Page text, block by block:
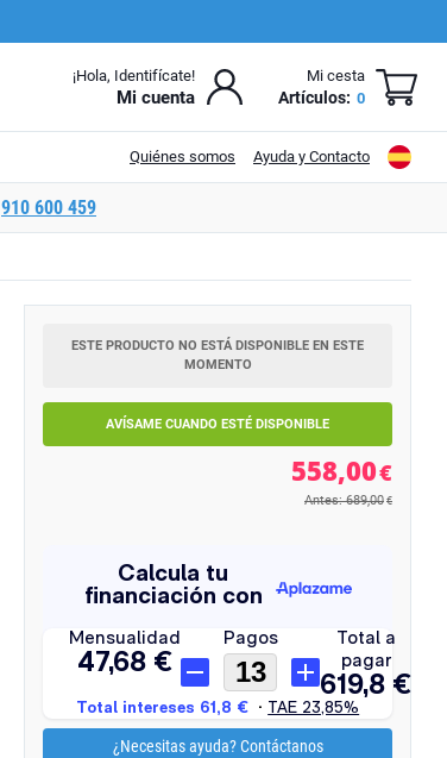
¡Hola, Identifícate!
Mi cuenta
Mi cesta
Artículos: 0
Quiénes somos Ayuda y Contacto
910 600 459
ESTE PRODUCTO NO ESTÁ DISPONIBLE EN ESTE
MOMENTO
AVÍSAME CUANDO ESTÉ DISPONIBLE
558,00€
Antes: 689,00 €
¿Necesitas ayuda? Contáctanos